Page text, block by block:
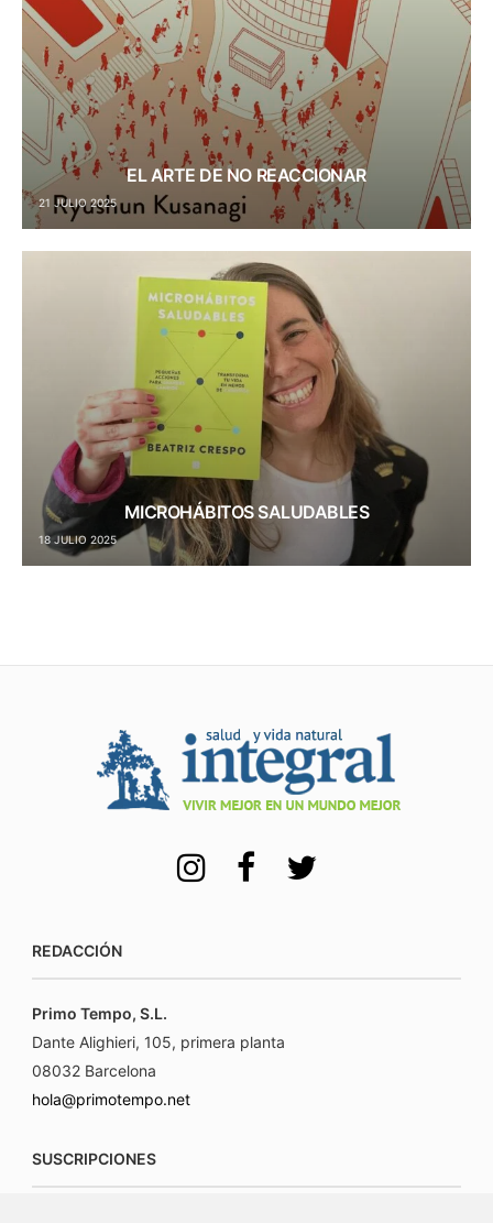
EL ARTE DE NO REACCIONAR
21 JULIO 2025
MICROHÁBITOS SALUDABLES
18 JULIO 2025
REDACCIÓN
Primo Tempo, S.L.
Dante Alighieri, 105, primera planta
08032 Barcelona
hola@primotempo.net
SUSCRIPCIONES